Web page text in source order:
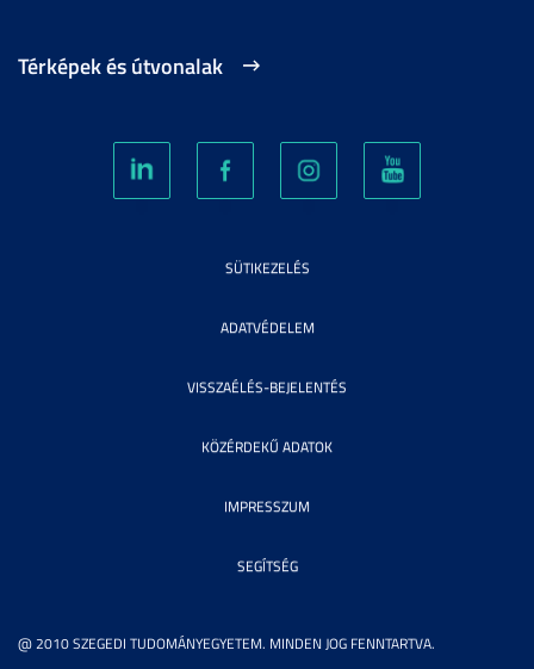
Térképek és útvonalak
@ 2010 SZEGEDI TUDOMÁNYEGYETEM. MINDEN JOG FENNTARTVA.
SÜTIKEZELÉS
ADATVÉDELEM
VISSZAÉLÉS-BEJELENTÉS
KÖZÉRDEKŰ ADATOK
IMPRESSZUM
SEGÍTSÉG